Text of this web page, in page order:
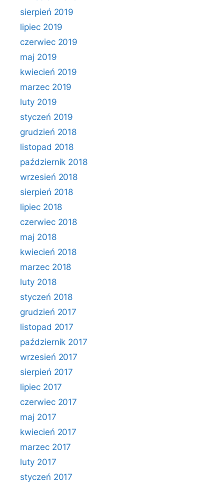
sierpień 2019
lipiec 2019
czerwiec 2019
maj 2019
kwiecień 2019
marzec 2019
luty 2019
styczeń 2019
grudzień 2018
listopad 2018
październik 2018
wrzesień 2018
sierpień 2018
lipiec 2018
czerwiec 2018
maj 2018
kwiecień 2018
marzec 2018
luty 2018
styczeń 2018
grudzień 2017
listopad 2017
październik 2017
wrzesień 2017
sierpień 2017
lipiec 2017
czerwiec 2017
maj 2017
kwiecień 2017
marzec 2017
luty 2017
styczeń 2017